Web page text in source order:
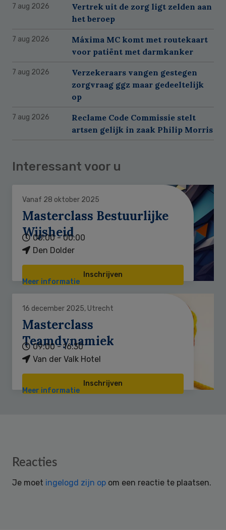
7 aug 2026
Vertrek uit de zorg ligt zelden aan
het beroep
7 aug 2026
Máxima MC komt met routekaart
voor patiënt met darmkanker
7 aug 2026
Verzekeraars vangen gestegen
zorgvraag ggz maar gedeeltelijk
op
7 aug 2026
Reclame Code Commissie stelt
artsen gelijk in zaak Philip Morris
Interessant voor u
Vanaf 28 oktober 2025
Masterclass Bestuurlijke
Wijsheid
00:00 - 00:00
Den Dolder
Inschrijven
Meer informatie
16 december 2025, Utrecht
Masterclass
Teamdynamiek
09:00 - 16:30
Van der Valk Hotel
Inschrijven
Meer informatie
Reader
Reacties
Je moet ingelogd zijn op om een reactie te plaatsen.